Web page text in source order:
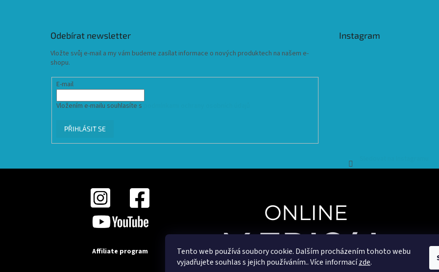
Tento web používá soubory cookie. Dalším procházením tohoto webu
vyjadřujete souhlas s jejich používáním.. Více informacízde.
Odebírat newsletter
Vložte svůj e-mail a my vám budeme zasílat informace o nových produktech na našem e-
shopu.
E-mail
Vložením e-mailu souhlasíte s
PŘIHLÁSIT SE
Instagram
Affiliate program